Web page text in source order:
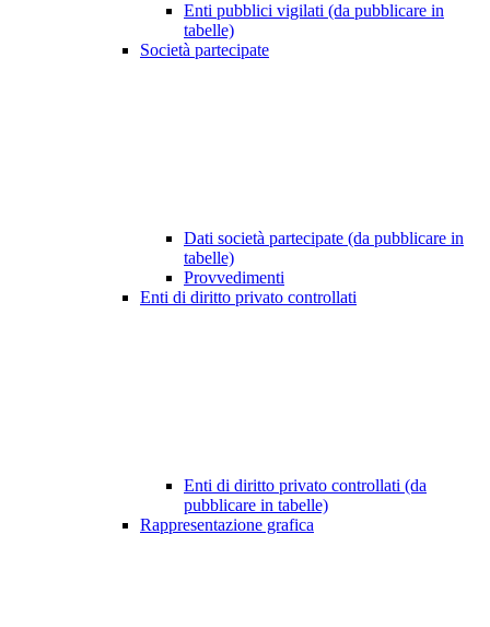
Enti pubblici vigilati (da pubblicare in
tabelle)
Società partecipate
Dati società partecipate (da pubblicare in
tabelle)
Provvedimenti
Enti di diritto privato controllati
Enti di diritto privato controllati (da
pubblicare in tabelle)
Rappresentazione grafica